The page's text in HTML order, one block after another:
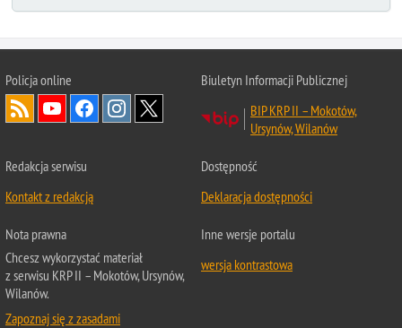
Policja online
Biuletyn Informacji Publicznej
BIP KRP II – Mokotów,
Ursynów, Wilanów
Redakcja serwisu
Kontakt z redakcją
Dostępność
Deklaracja dostępności
Nota prawna
Chcesz wykorzystać materiał
z serwisu KRP II – Mokotów, Ursynów,
Wilanów.
Zapoznaj się z zasadami
Inne wersje portalu
wersja kontrastowa